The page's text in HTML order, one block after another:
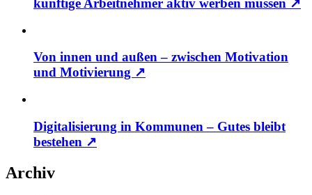
künftige Arbeitnehmer aktiv werben müssen ↗
Von innen und außen – zwischen Motivation
und Motivierung ↗
Digitalisierung in Kommunen – Gutes bleibt
bestehen ↗
Archiv